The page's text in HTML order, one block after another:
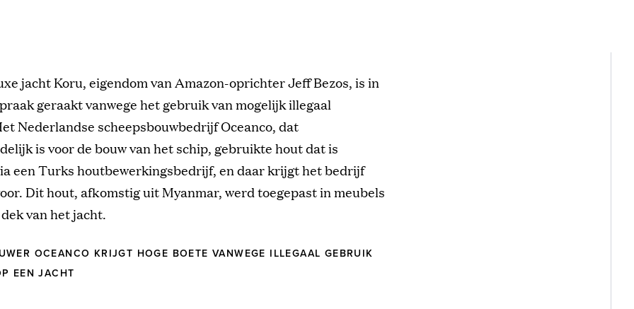
jacht Koru, eigendom van Amazon-oprichter Jeff Bezos, is in
geraakt vanwege het gebruik van mogelijk illegaal
Nederlandse scheepsbouwbedrijf Oceanco, dat
is voor de bouw van het schip, gebruikte hout dat is
een Turks houtbewerkingsbedrijf, en daar krijgt het bedrijf
Dit hout, afkomstig uit Myanmar, werd toegepast in meubels
van het jacht.
OCEANCO KRIJGT HOGE BOETE VANWEGE ILLEGAAL GEBRUIK
EEN JACHT